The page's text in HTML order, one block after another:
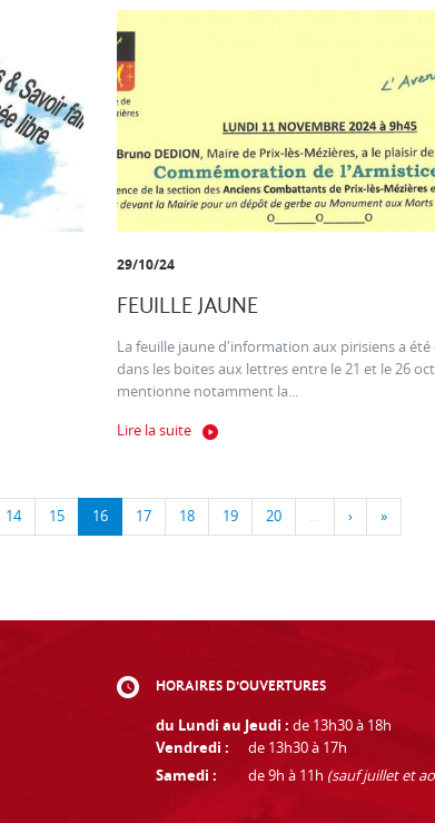
29/10/24
FEUILLE JAUNE
La feuille jaune d'information aux pirisiens a
dans les boites aux lettres entre le 21 et le 26
mentionne notamment la...
Lire la suite
14 15 16 17 18 19 20 … › »
HORAIRES D'OUVERTURES
du Lundi au Jeudi : de 13h30 à 18h
Vendredi :
de 13h30 à 17h
Samedi :
de 9h à 11h (sauf juillet et